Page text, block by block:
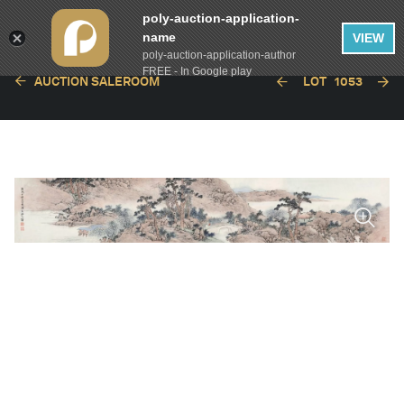
AUCTION SALEROOM LOT 1053
poly-auction-application-
name
poly-auction-application-author
FREE - In Google play
VIEW